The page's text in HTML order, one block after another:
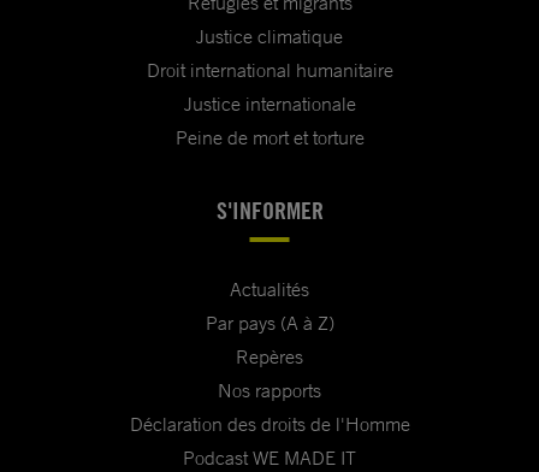
Justice climatique
Droit international humanitaire
Justice internationale
Peine de mort et torture
S'INFORMER
Actualités
Par pays (A à Z)
Repères
Nos rapports
Déclaration des droits de l'Homme
Podcast WE MADE IT